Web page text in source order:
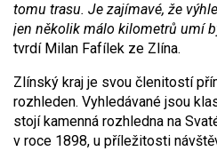
tomu trasu. Je zajímavé, že
jen několik málo kilometrů umí
tvrdí Milan Fafílek ze Zlína.
Zlínský kraj je svou členitostí
rozhleden. Vyhledávané jsou
stojí kamenná rozhledna na
v roce 1898, u příležitosti